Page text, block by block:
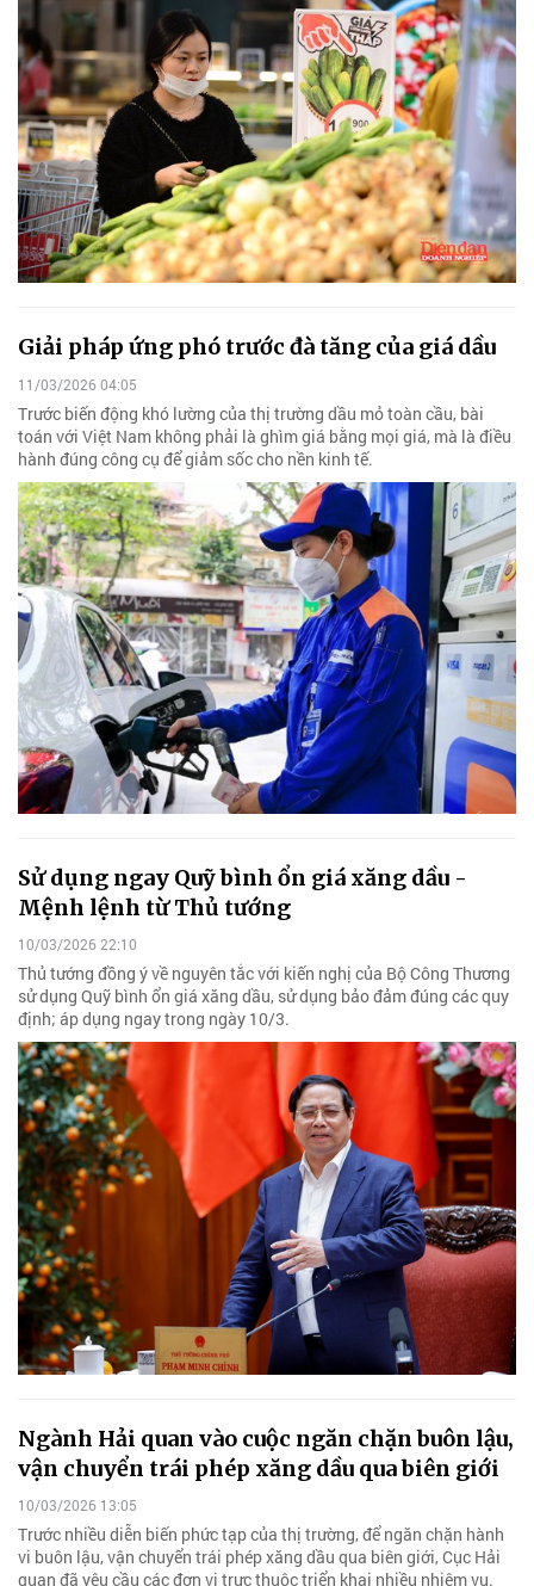
Giải pháp ứng phó trước đà tăng của giá dầu
11/03/2026 04:05
Trước biến động khó lường của thị trường dầu mỏ toàn cầu, bài
toán với Việt Nam không phải là ghìm giá bằng mọi giá, mà là điều
hành đúng công cụ để giảm sốc cho nền kinh tế.
Sử dụng ngay Quỹ bình ổn giá xăng dầu -
Mệnh lệnh từ Thủ tướng
10/03/2026 22:10
Thủ tướng đồng ý về nguyên tắc với kiến nghị của Bộ Công Thương
sử dụng Quỹ bình ổn giá xăng dầu, sử dụng bảo đảm đúng các quy
định; áp dụng ngay trong ngày 10/3.
Ngành Hải quan vào cuộc ngăn chặn buôn lậu,
vận chuyển trái phép xăng dầu qua biên giới
10/03/2026 13:05
Trước nhiều diễn biến phức tạp của thị trường, để ngăn chặn hành
vi buôn lậu, vận chuyển trái phép xăng dầu qua biên giới, Cục Hải
quan đã yêu cầu các đơn vị trực thuộc triển khai nhiều nhiệm vụ.